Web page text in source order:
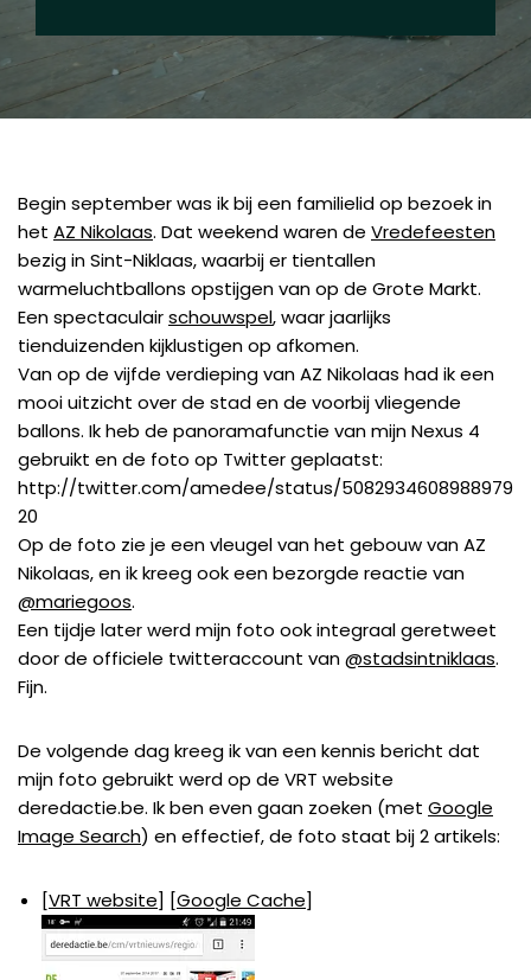
Begin september was ik bij een familielid op bezoek in
het AZ Nikolaas. Dat weekend waren de Vredefeesten
bezig in Sint-Niklaas, waarbij er tientallen
warmeluchtballons opstijgen van op de Grote Markt.
Een spectaculairschouwspel, waar jaarlijks
tienduizenden kijklustigen op afkomen.
Van op de vijfde verdieping van AZ Nikolaas had ik een
mooi uitzicht over de stad en de voorbij vliegende
ballons. Ik heb de panoramafunctie van mijn Nexus 4
gebruikt en de foto op Twitter geplaatst:
http://twitter.com/amedee/status/5082934608988979
20
Op de foto zie je een vleugel van het gebouw van AZ
Nikolaas, en ik kreeg ook een bezorgde reactie van
@mariegoos.
Een tijdje later werd mijn foto ook integraal geretweet
door de officiele twitteraccount van@stadsintniklaas.
Fijn.
De volgende dag kreeg ik van een kennis bericht dat
mijn foto gebruikt werd op de VRT website
deredactie.be. Ik ben even gaan zoeken (met Google
Image Search) en effectief, de foto staat bij 2 artikels:
[VRT website] [Google Cache]